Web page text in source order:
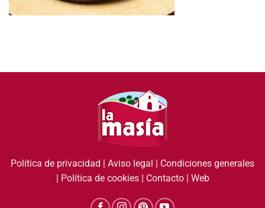
Política de privacidad | Aviso legal | Condiciones generales
| Política de cookies| Contacto| Web